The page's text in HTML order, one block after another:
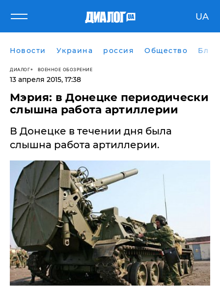
UA
Новости Украина россия Общество
ДИАЛОГ ВОЕННОЕ ОБОЗРЕНИЕ
13 апреля 2015, 17:38
Мэрия: в Донецке периодически
слышна работа артиллерии
В Донецке в течении дня была
слышна работа артиллерии.